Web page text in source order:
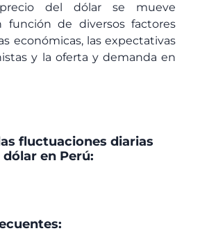
del dólar se mueve
función de diversos factores
económicas, las expectativas
y la oferta y demanda en
fluctuaciones diarias
en Perú: